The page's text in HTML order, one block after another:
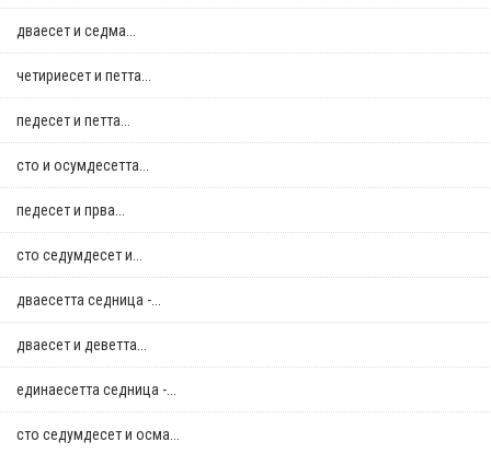
дваесет и седма...
четириесет и петта...
педесет и петта...
сто и осумдесетта...
педесет и прва...
сто седумдесет и...
дваесетта седница -...
дваесет и деветта...
единаесетта седница -...
сто седумдесет и осма...